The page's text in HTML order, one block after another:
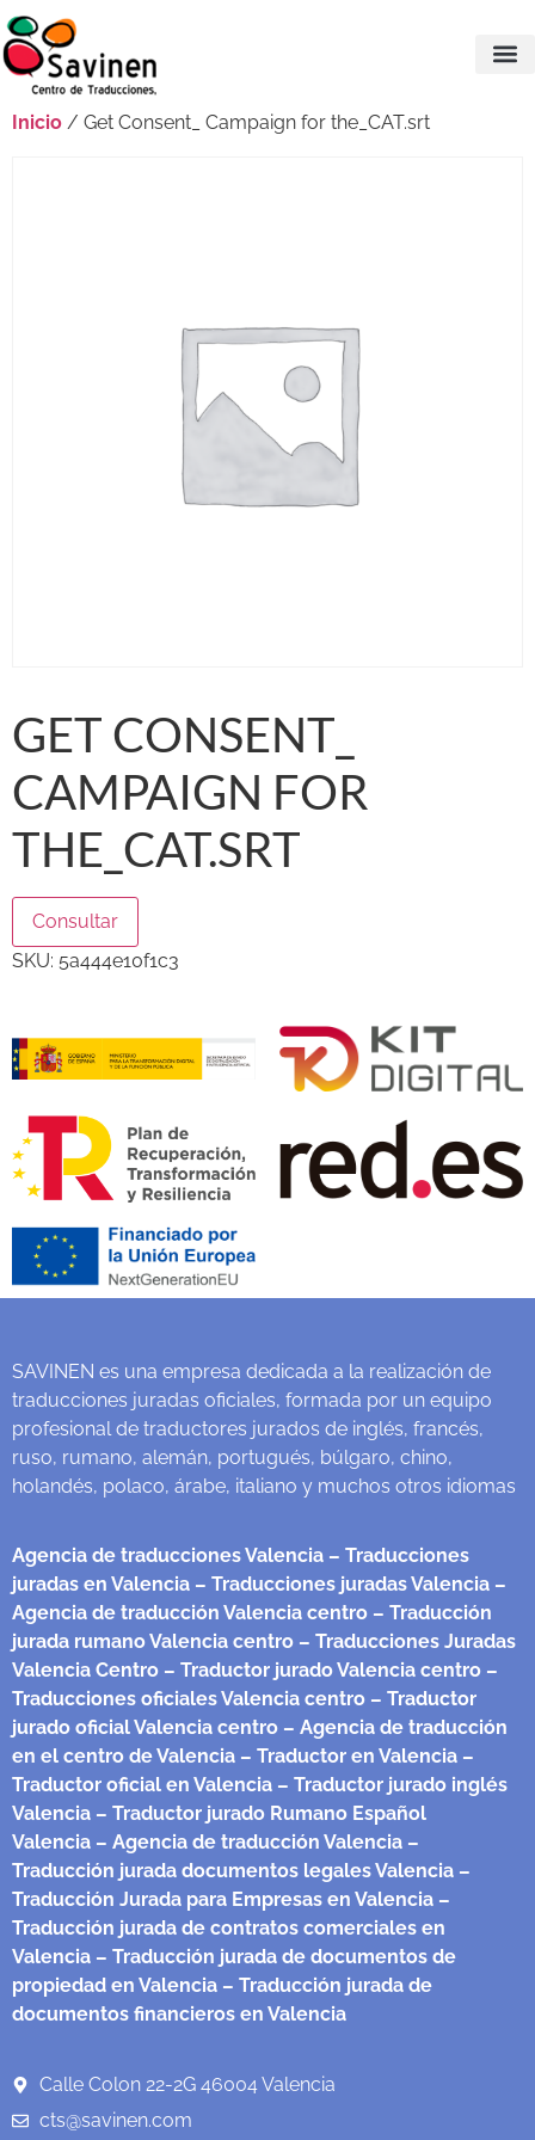
Inicio / Get Consent_ Campaign for the_CAT.srt
GET CONSENT_
CAMPAIGN FOR
THE_CAT.SRT
Consultar
SKU: 5a444e10f1c3
SAVINEN es una empresa dedicada a la realización de
traducciones juradas oficiales, formada por un equipo
profesional de traductores jurados de inglés, francés,
ruso, rumano, alemán, portugués, búlgaro, chino,
holandés, polaco, árabe, italiano y muchos otros idiomas
Agencia de traducciones Valencia – Traducciones
juradas en Valencia – Traducciones juradas Valencia –
Agencia de traducción Valencia centro – Traducción
jurada rumano Valencia centro – Traducciones Juradas
Valencia Centro – Traductor jurado Valencia centro –
Traducciones oficiales Valencia centro – Traductor
jurado oficial Valencia centro – Agencia de traducción
en el centro de Valencia – Traductor en Valencia –
Traductor oficial en Valencia – Traductor jurado inglés
Valencia – Traductor jurado Rumano Español
Valencia – Agencia de traducción Valencia –
Traducción jurada documentos legales Valencia –
Traducción Jurada para Empresas en Valencia –
Traducción jurada de contratos comerciales en
Valencia – Traducción jurada de documentos de
propiedad en Valencia – Traducción jurada de
documentos financieros en Valencia
Calle Colon 22-2G 46004 Valencia
cts@savinen.com